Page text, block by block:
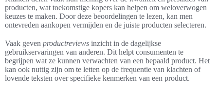
producten, wat toekomstige kopers kan helpen om weloverwogen
keuzes te maken. Door deze beoordelingen te lezen, kan men
ontevreden aankopen vermijden en de juiste producten selecteren.
Vaak geven productreviews inzicht in de dagelijkse
gebruikservaringen van anderen. Dit helpt consumenten te
begrijpen wat ze kunnen verwachten van een bepaald product. Het
kan ook nuttig zijn om te letten op de frequentie van klachten of
lovende teksten over specifieke kenmerken van een product.